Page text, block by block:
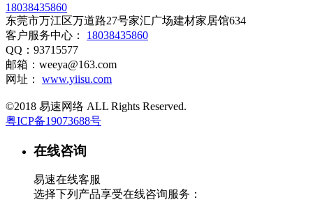
18038435860
东莞市万江区万道路27号家汇广场建材家居馆634
客户服务中心： 18038435860
QQ：93715577
邮箱：weeya@163.com
网址： www.yiisu.com
©2018 易速网络 ALL Rights Reserved.
粤ICP备19073688号
在线咨询
易速在线客服
选择下列产品享受在线咨询服务：